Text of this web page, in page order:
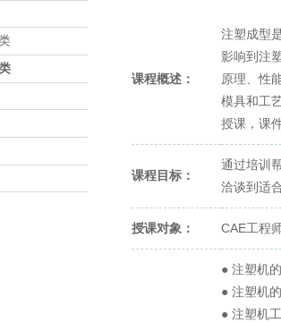
课程概述：
注塑成型
影响到注
原理、性
模具和工
授课，课
课程目标：
通过培训
洽谈到适
授课对象： CAE工程
● 注塑机
● 注塑机
● 注塑机